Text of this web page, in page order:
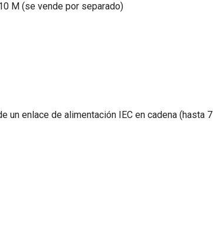
M (se vende por separado)
un enlace de alimentación IEC en cadena (hasta 7